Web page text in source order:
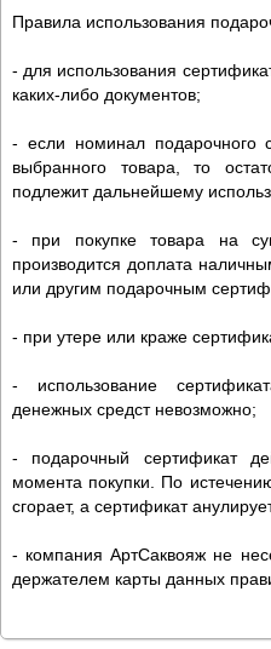
Правила использования
- для использования
каких-либо документов;
- если номинал подарочного
выбранного товара, то
подлежит дальнейшему
- при покупке товара на
производится доплата
или другим подарочным
- при утере или краже
- использование
денежных средст невозможно;
- подарочный сертификат
момента покупки. По
сгорает, а сертификат
- компания АртСаквояж не
держателем карты данных